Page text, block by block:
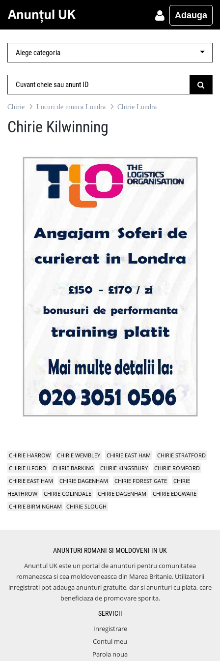
Adauga
Chirie Locuri de munca Londra Chirie Londra
Chirie Kilwinning
CHIRIE HARROW CHIRIE WEMBLEY CHIRIE EAST HAM
CHIRIE STRATFORD
CHIRIE ILFORD
CHIRIE BARKING CHIRIE KINGSBURY
CHIRIE ROMFORD
CHIRIE EAST HAM
CHIRIE DAGENHAM CHIRIE FOREST GATE
CHIRIE
HEATHROW
CHIRIE COLINDALE CHIRIE DAGENHAM
CHIRIE EDGWARE
CHIRIE BIRMINGHAM
CHIRIE SLOUGH
ANUNTURI ROMANI SI MOLDOVENI IN UK
Anuntul UK este un portal de anunturi pentru comunitatea
romaneasca si cea moldoveneasca din Marea Britanie. Utilizatorii
inregistrati pot adauga anunturi gratuite, dar si anunturi cu plata, care
beneficiaza de promovare sporita.
SERVICII
Inregistrare
Contul meu
Parola noua